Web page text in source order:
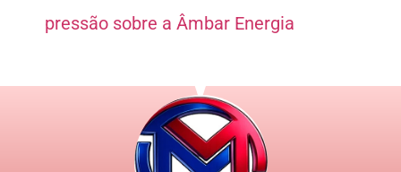
pressão sobre a Âmbar Energia